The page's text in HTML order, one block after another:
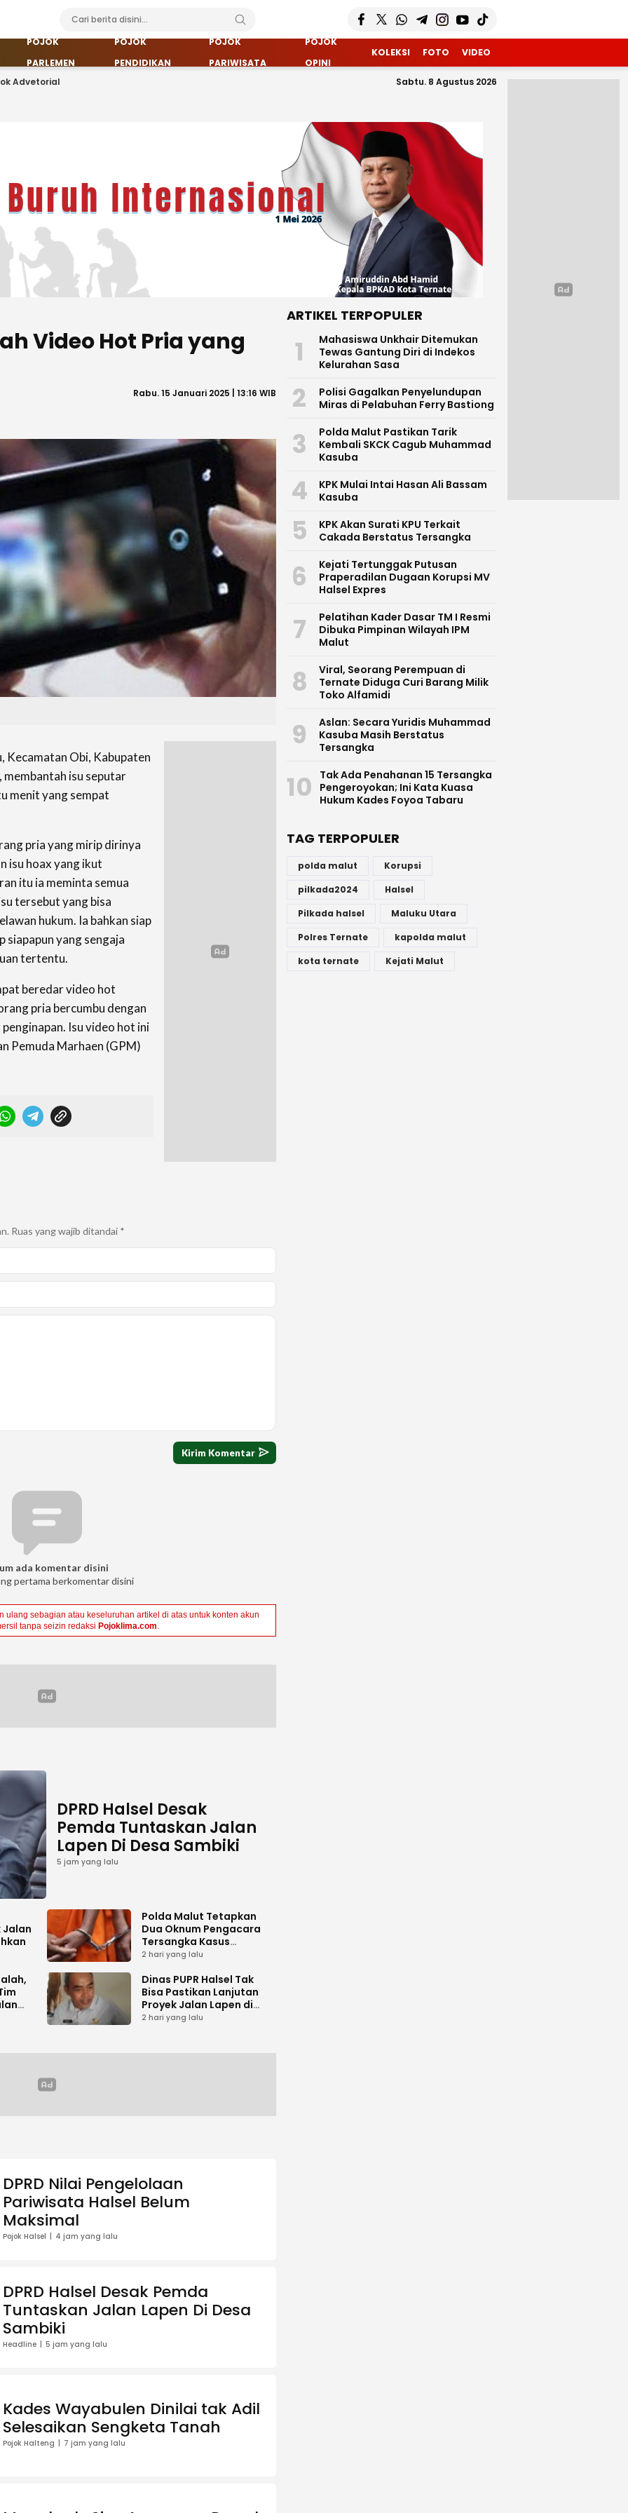
POJOK
PARLEMEN
POJOK
PENDIDIKAN
POJOK
PARIWISATA
POJOK
OPINI
KOLEKSI FOTO VIDEO
Advetorial Sabtu. 8 Agustus 2026
Video Hot Pria yang
Rabu. 15 Januari 2025 | 13:16 WIB
Kecamatan Obi, Kabupaten
isu seputar
menit yang sempat
pria yang mirip dirinya
isu hoax yang ikut
itu ia meminta semua
tersebut yang bisa
hukum. Ia bahkan siap
siapapun yang sengaja
tertentu.
beredar video hot
pria bercumbu dengan
Isu video hot ini
Pemuda Marhaen (GPM)
Ruas yang wajib ditandai *
ada komentar disini
pertama berkomentar disini
sebagian atau keseluruhan artikel di atas untuk konten akun
tanpa seizin redaksi Pojoklima.com.
DPRD Halsel Desak
Pemda Tuntaskan Jalan
Lapen Di Desa Sambiki
5 jam yang lalu
Jalan
Polda Malut Tetapkan
Dua Oknum Pengacara
Tersangka Kasus
Pemalsuan Dokumen
2 hari yang lalu
Dinas PUPR Halsel Tak
Bisa Pastikan Lanjutan
Proyek Jalan Lapen di
Desa Sambiki
2 hari yang lalu
DPRD Nilai Pengelolaan
Pariwisata Halsel Belum
Maksimal
Pojok Halsel 4 jam yang lalu
DPRD Halsel Desak Pemda
Tuntaskan Jalan Lapen Di Desa
Sambiki
Headline 5 jam yang lalu
Kades Wayabulen Dinilai tak Adil
Selesaikan Sengketa Tanah
Pojok Halteng 7 jam yang lalu
ARTIKEL TERPOPULER
1
Mahasiswa Unkhair Ditemukan
Tewas Gantung Diri di Indekos
Kelurahan Sasa
2
Polisi Gagalkan Penyelundupan
Miras di Pelabuhan Ferry Bastiong
3
Polda Malut Pastikan Tarik
Kembali SKCK Cagub Muhammad
Kasuba
4
KPK Mulai Intai Hasan Ali Bassam
Kasuba
5
KPK Akan Surati KPU Terkait
Cakada Berstatus Tersangka
6
Kejati Tertunggak Putusan
Praperadilan Dugaan Korupsi MV
Halsel Expres
7
Pelatihan Kader Dasar TM I Resmi
Dibuka Pimpinan Wilayah IPM
Malut
8
Viral, Seorang Perempuan di
Ternate Diduga Curi Barang Milik
Toko Alfamidi
9
Aslan: Secara Yuridis Muhammad
Kasuba Masih Berstatus
Tersangka
10
Tak Ada Penahanan 15 Tersangka
Pengeroyokan; Ini Kata Kuasa
Hukum Kades Foyoa Tabaru
TAG TERPOPULER
polda malut
Korupsi
pilkada2024
Halsel
Pilkada halsel
Maluku Utara
Polres Ternate
kapolda malut
kota ternate
Kejati Malut